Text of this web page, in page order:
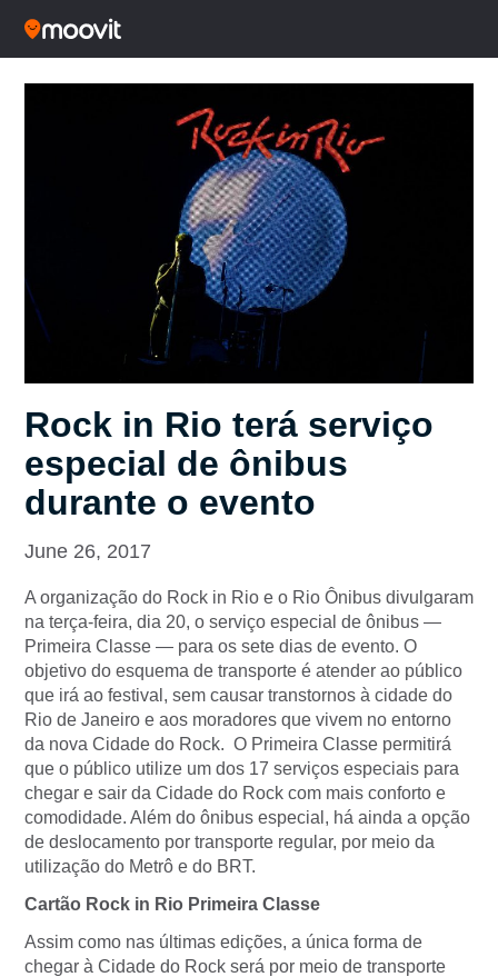
Rock in Rio terá serviço
especial de ônibus
durante o evento
June 26, 2017
A organização do Rock in Rio e o Rio Ônibus divulgaram
na terça-feira, dia 20, o serviço especial de ônibus —
Primeira Classe — para os sete dias de evento. O
objetivo do esquema de transporte é atender ao público
que irá ao festival, sem causar transtornos à cidade do
Rio de Janeiro e aos moradores que vivem no entorno
da nova Cidade do Rock. O Primeira Classe permitirá
que o público utilize um dos 17 serviços especiais para
chegar e sair da Cidade do Rock com mais conforto e
comodidade. Além do ônibus especial, há ainda a opção
de deslocamento por transporte regular, por meio da
utilização do Metrô e do BRT.
Cartão Rock in Rio Primeira Classe
Assim como nas últimas edições, a única forma de
chegar à Cidade do Rock será por meio de transporte